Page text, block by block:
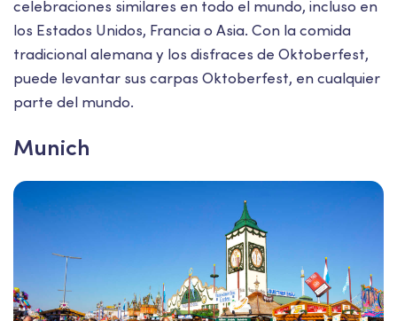
celebraciones similares en todo el mundo, incluso en
los Estados Unidos, Francia o Asia. Con la comida
tradicional alemana y los disfraces de Oktoberfest,
puede levantar sus carpas Oktoberfest, en cualquier
parte del mundo.
Munich